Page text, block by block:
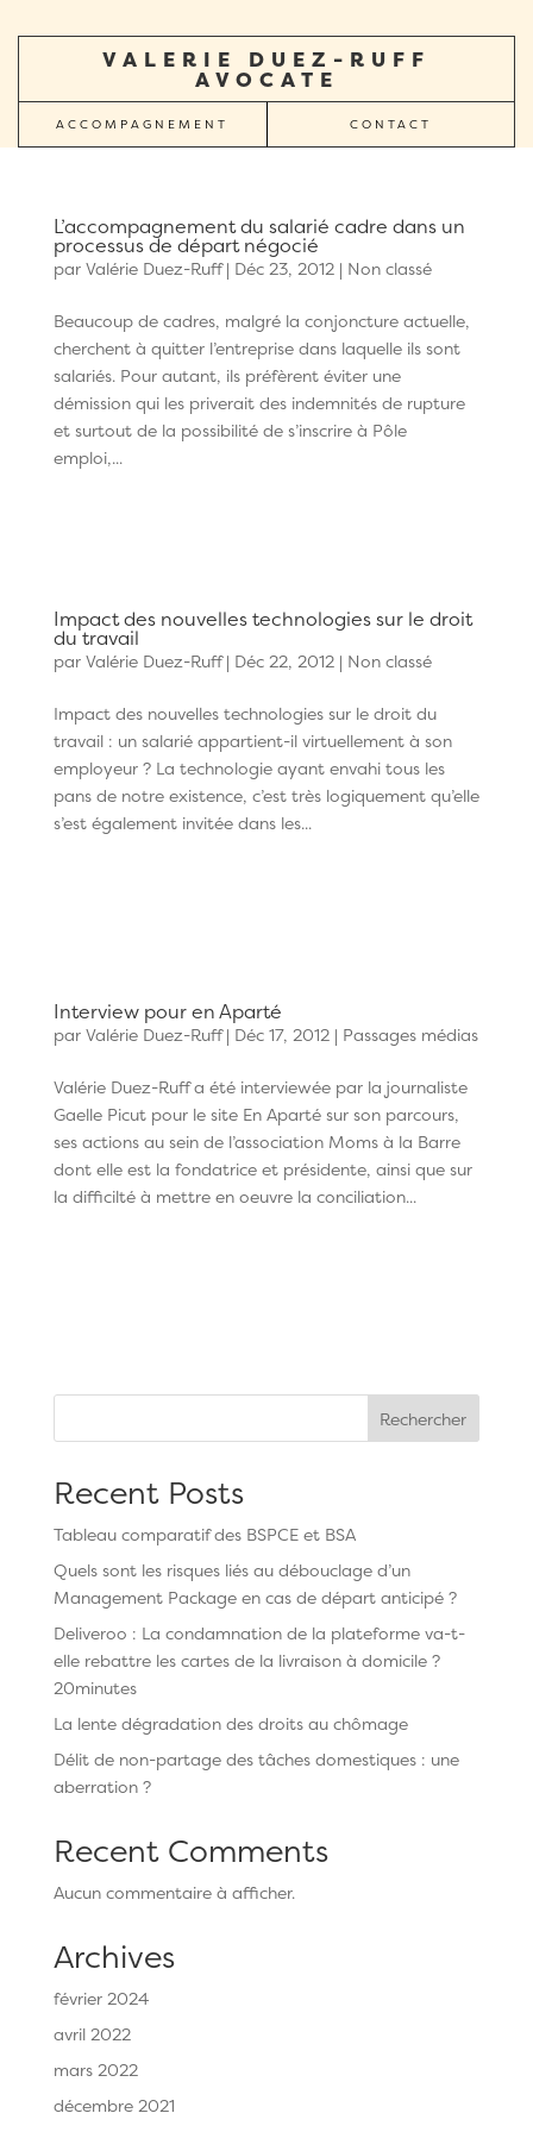
VALERIE DUEZ-RUFF
AVOCATE
ACCOMPAGNEMENT CONTACT
L’accompagnement du salarié cadre dans un
processus de départ négocié
par Valérie Duez-Ruff| Déc 23, 2012| Non classé
Beaucoup de cadres, malgré la conjoncture actuelle,
cherchent à quitter l’entreprise dans laquelle ils sont
salariés. Pour autant, ils préfèrent éviter une
démission qui les priverait des indemnités de rupture
et surtout de la possibilité de s’inscrire à Pôle
emploi,...
Impact des nouvelles technologies sur le droit
du travail
par Valérie Duez-Ruff| Déc 22, 2012| Non classé
Impact des nouvelles technologies sur le droit du
travail : un salarié appartient-il virtuellement à son
employeur ? La technologie ayant envahi tous les
pans de notre existence, c’est très logiquement qu’elle
s’est également invitée dans les...
Interview pour en Aparté
par Valérie Duez-Ruff| Déc 17, 2012| Passages médias
Valérie Duez-Ruff a été interviewée par la journaliste
Gaelle Picut pour le site En Aparté sur son parcours,
ses actions au sein de l’association Moms à la Barre
dont elle est la fondatrice et présidente, ainsi que sur
la difficilté à mettre en oeuvre la conciliation...
Rechercher
Recent Posts
Tableau comparatif des BSPCE et BSA
Quels sont les risques liés au débouclage d’un
Management Package en cas de départ anticipé ?
Deliveroo : La condamnation de la plateforme va-t-
elle rebattre les cartes de la livraison à domicile ?
20minutes
La lente dégradation des droits au chômage
Délit de non-partage des tâches domestiques : une
aberration ?
Recent Comments
Aucun commentaire à afficher.
Archives
février 2024
avril 2022
mars 2022
décembre 2021